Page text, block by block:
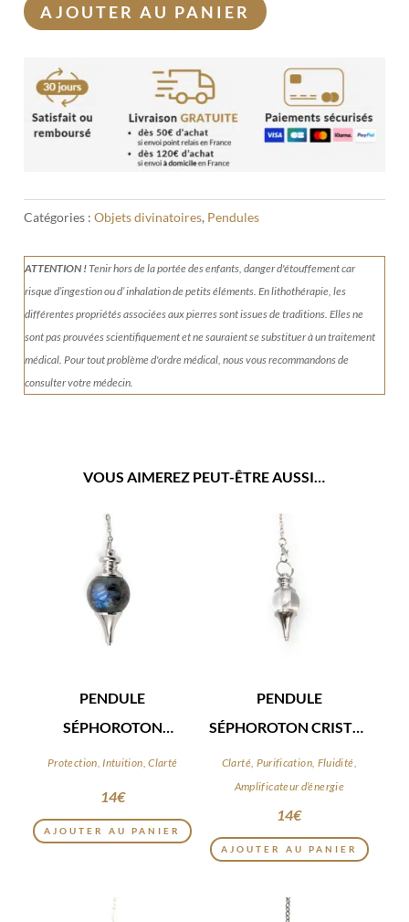
AJOUTER AU PANIER
Catégories :Objets divinatoires, Pendules
ATTENTION !Tenirhors de la portée des enfants, danger d'étouffement car
risque d’ingestion ou d’ inhalation de petits éléments.En lithothérapie, les
différentes propriétés associées aux pierres sont issues de traditions. Elles ne
sont pas prouvées scientifiquement et ne sauraient se substituer à un traitement
médical. Pour tout problème d'ordre médical, nous vous recommandons de
consulter votre médecin.
VOUS AIMEREZ PEUT-ÊTRE AUSSI…
PENDULE
SÉPHOROTON
LABRADORITE
Protection, Intuition, Clarté
14€
AJOUTER AU PANIER
PENDULE
SÉPHOROTON CRISTAL
DE ROCHE
Clarté, Purification, Fluidité,
Amplificateur d’énergie
14€
AJOUTER AU PANIER